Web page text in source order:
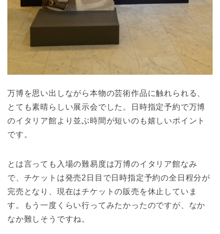
万博を思い出しながら本物の芸術作品に触れられる、
とても素晴らしい展示会でした。日時指定予約で万博
のイタリア館より並ぶ時間が短いのも嬉しいポイント
です。
とは言っても入場の難易度は万博のイタリア館なみ
で、チケットは発売2日目で日時指定予約の全日程分が
完売となり、現在はチケットの販売を休止していま
す。もう一度くらい行ってみたかったのですが、なか
なか難しそうですね。